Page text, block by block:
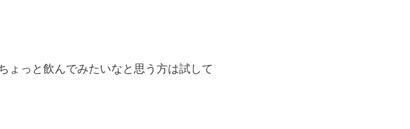
ょっと飲んでみたいなと思う方は試して